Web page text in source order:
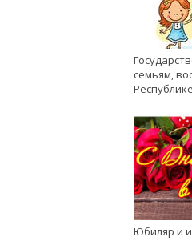
семьям,
Юбиляр и